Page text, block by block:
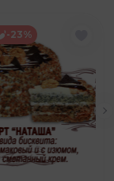
-23%